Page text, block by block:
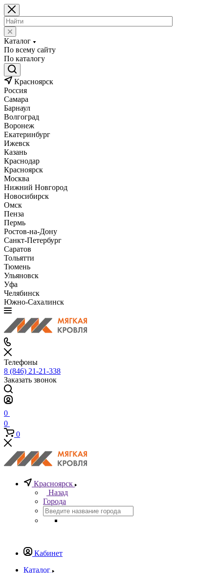
Каталог
По всему сайту
По каталогу
Красноярск
Россия
Самара
Барнаул
Волгоград
Воронеж
Екатеринбург
Ижевск
Казань
Краснодар
Красноярск
Москва
Нижний Новгород
Новосибирск
Омск
Пенза
Пермь
Ростов-на-Дону
Санкт-Петербург
Саратов
Тольятти
Тюмень
Ульяновск
Уфа
Челябинск
Южно-Сахалинск
Телефоны
8 (846) 21-21-338
Заказать звонок
0
0
0
Красноярск
Назад
Города
Кабинет
Каталог